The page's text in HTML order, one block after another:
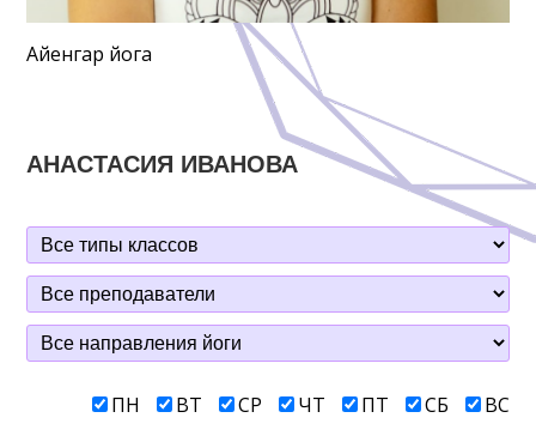
Айенгар йога
АНАСТАСИЯ ИВАНОВА
ПН ВТ СР ЧТ ПТ СБ ВС